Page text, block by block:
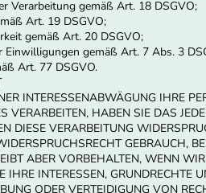
Verarbeitung gemäß Art. 18 DSGVO;
Art. 19 DSGVO;
gemäß Art. 20 DSGVO;
gemäß Art. 7 Abs. 3
Art. 77 DSGVO.
INTERESSENABWÄGUNG IHRE
VERARBEITEN, HABEN SIE DAS
DIESE VERARBEITUNG
GEBRAUCH,
ABER VORBEHALTEN, WENN
IHRE INTERESSEN, GRUNDRECHTE
ODER VERTEIDIGUNG VON